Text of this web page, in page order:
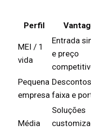
Perfil
MEI / 1
vida
Entrada
e preço
Pequena
empresa faixa e
Média
Soluções